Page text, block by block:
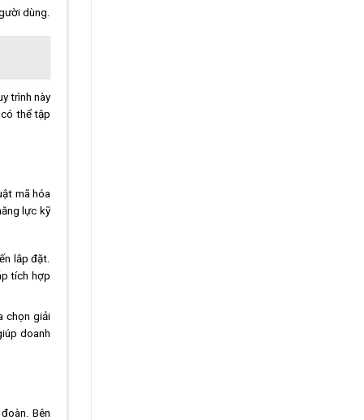
dùng.
trình này
thể tập
mã hóa
lực kỹ
lắp đặt.
tích hợp
chọn giải
doanh
Bên